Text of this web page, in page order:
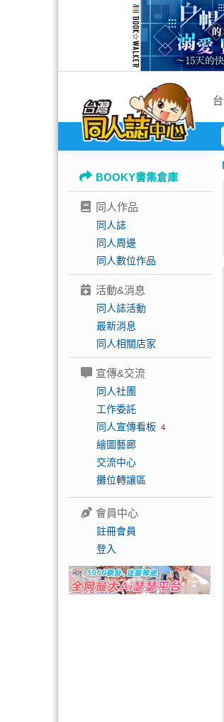
BOOKY書集倉庫
同人作品
同人誌
同人周邊
同人數位作品
活動&消息
同人誌活動
最新消息
同人相關店家
宣傳&交流
同人社團
工作委託
同人宣傳看板 4
繪圖藝廊
交流中心
攤位轉讓區
會員中心
註冊會員
登入